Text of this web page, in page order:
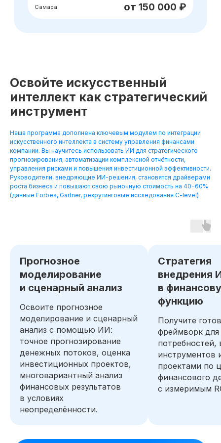
Освойте искусственный
интеллект как стратегический
инструмент
Наша программа дополнена ключевым модулем по интеграции
искусственного интеллекта в систему управления финансами
компании. Вы научитесь использовать ИИ для стратегического
прогнозирования, автоматизации комплексной отчётности,
управления рисками и повышения инвестиционной эффективности.
Руководители, внедряющие ИИ-решения, становятся драйверами
роста бизнеса и повышают свою рыночную стоимость на 40−60%
(данные Forbes, Gartner, рекрутинговые исследования C-level)
Прогнозное
моделирование
и сценарный анализ
Освоите прогнозное
моделирование и сценарный
анализ с помощью ИИ:
точное прогнозирование
денежных потоков, оценка
инвестиционных проектов,
многовариантный анализ
финансовых результатов
в условиях
неопределённости.
Стратегия
внедрения
в
функцию
Получите
фреймворк
потребностей,
инструментов
проектами по
финансового
с измеримым